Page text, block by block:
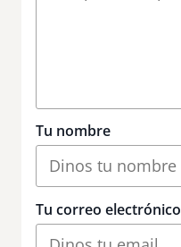
Tu nombre
Tu correo electrónico